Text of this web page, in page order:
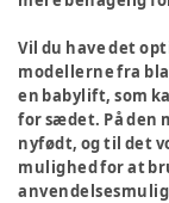
Vil du have det
modellerne fra
en babylift, som
for sædet. På den
nyfødt, og til det
mulighed for at